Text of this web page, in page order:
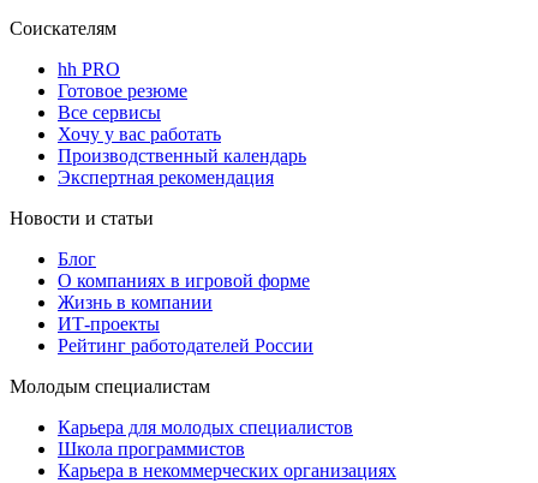
Соискателям
hh PRO
Готовое резюме
Все сервисы
Хочу у вас работать
Производственный календарь
Экспертная рекомендация
Новости и статьи
Блог
О компаниях в игровой форме
Жизнь в компании
ИТ-проекты
Рейтинг работодателей России
Молодым специалистам
Карьера для молодых специалистов
Школа программистов
Карьера в некоммерческих организациях